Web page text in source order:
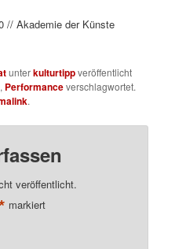
// Akademie der Künste
unterkulturtippveröffentlicht
, Performanceverschlagwortet.
.
veröffentlicht.
markiert